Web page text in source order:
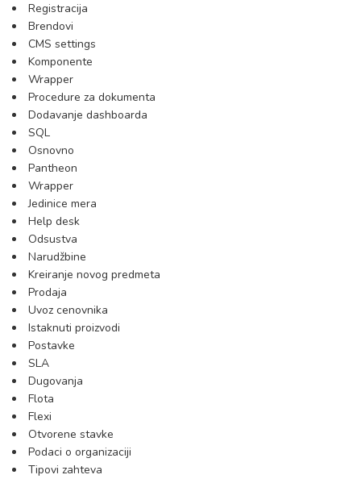
Registracija
Brendovi
CMS settings
Komponente
Wrapper
Procedure za dokumenta
Dodavanje dashboarda
SQL
Osnovno
Pantheon
Wrapper
Jedinice mera
Help desk
Odsustva
Narudžbine
Kreiranje novog predmeta
Prodaja
Uvoz cenovnika
Istaknuti proizvodi
Postavke
SLA
Dugovanja
Flota
Flexi
Otvorene stavke
Podaci o organizaciji
Tipovi zahteva